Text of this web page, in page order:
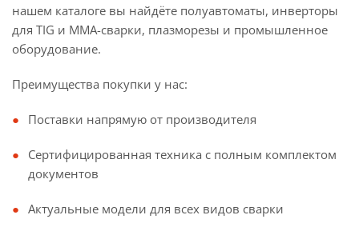
нашем каталоге вы найдёте полуавтоматы, инверторы
для TIG и MMA-сварки, плазморезы и промышленное
оборудование.
Преимущества покупки у нас:
Поставки напрямую от производителя
Сертифицированная техника с полным комплектом
документов
Актуальные модели для всех видов сварки